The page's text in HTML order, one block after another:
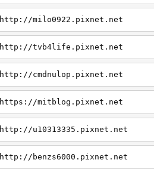
http://milo0922.pixnet.net
http://tvb4life.pixnet.net
http://cmdnulop.pixnet.net
https://mitblog.pixnet.net
http://u10313335.pixnet.net
http://benzs6000.pixnet.net